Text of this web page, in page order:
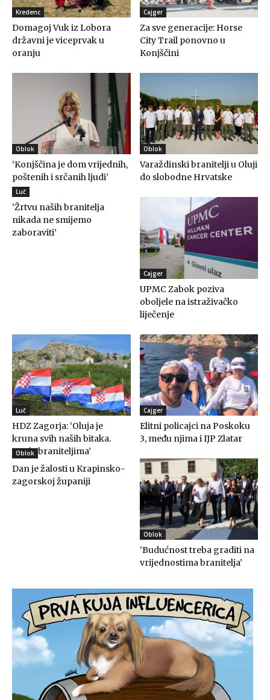
Kredenc
Domagoj Vuk iz Lobora
državni je viceprvak u
oranju
Cajger
Za sve generacije: Horse
City Trail ponovno u
Konjščini
Oblok
‘Konjščina je dom vrijednih,
poštenih i srčanih ljudi’
Oblok
Varaždinski branitelji u Oluji
do slobodne Hrvatske
Luč
‘Žrtvu naših branitelja
nikada ne smijemo
zaboraviti’
Cajger
UPMC Zabok poziva
oboljele na istraživačko
liječenje
Luč
HDZ Zagorja: ‘Oluja je
kruna svih naših bitaka.
Hvala braniteljima’
Cajger
Elitni policajci na Poskoku
3, među njima i IJP Zlatar
Oblok
Dan je žalosti u Krapinsko-
zagorskoj županiji
Oblok
‘Budućnost treba graditi na
vrijednostima branitelja’